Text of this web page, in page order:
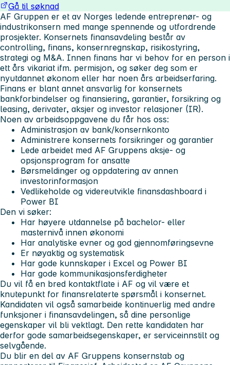
Gå til søknad
AF Gruppen er et av Norges ledende entreprenør- og
industrikonsern med mange spennende og utfordrende
prosjekter. Konsernets finansavdeling består av
controlling, finans, konsernregnskap, risikostyring,
strategi og M&A. Innen finans har vi behov for en person i
ett års vikariat ifm. permisjon, og søker deg som er
nyutdannet økonom eller har noen års arbeidserfaring.
Finans er blant annet ansvarlig for konsernets
bankforbindelser og finansiering, garantier, forsikring og
leasing, derivater, aksjer og investor relasjoner (IR).
Noen av arbeidsoppgavene du får hos oss:
Administrasjon av bank/konsernkonto
Administrere konsernets forsikringer og garantier
Lede arbeidet med AF Gruppens aksje- og
opsjonsprogram for ansatte
Børsmeldinger og oppdatering av annen
investorinformasjon
Vedlikeholde og videreutvikle finansdashboard i
Power BI
Den vi søker:
Har høyere utdannelse på bachelor- eller
masternivå innen økonomi
Har analytiske evner og god gjennomføringsevne
Er nøyaktig og systematisk
Har gode kunnskaper i Excel og Power BI
Har gode kommunikasjonsferdigheter
Du vil få en bred kontaktflate i AF og vil være et
knutepunkt for finansrelaterte spørsmål i konsernet.
Kandidaten vil også samarbeide kontinuerlig med andre
funksjoner i finansavdelingen, så dine personlige
egenskaper vil bli vektlagt. Den rette kandidaten har
derfor gode samarbeidsegenskaper, er serviceinnstilt og
selvgående.
Du blir en del av AF Gruppens konsernstab og